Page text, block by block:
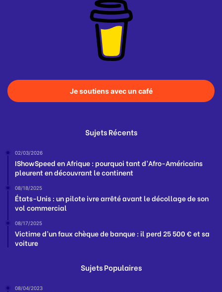
Je soutiens avec un café
Sujets Récents
02/03/2026
IShowSpeed en Afrique : pourquoi tant d’Afro-Américains
pleurent en découvrant le continent
08/18/2025
États-Unis : un pilote ivre arrêté avant le décollage de son
vol commercial
08/17/2025
Victime d’un faux chèque de banque : il perd 25 500 € et sa
voiture
Sujets Populaires
08/04/2023